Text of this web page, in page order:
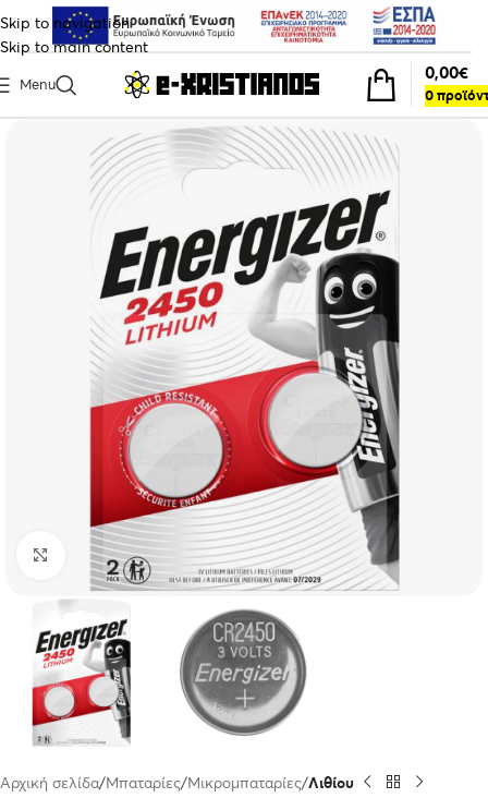
Skip to navigation
Skip to main content
Menu
0
0,00€
Click to enlarge
Αρχική σελίδα Μπαταρίες Μικρομπαταρίες Λιθίου